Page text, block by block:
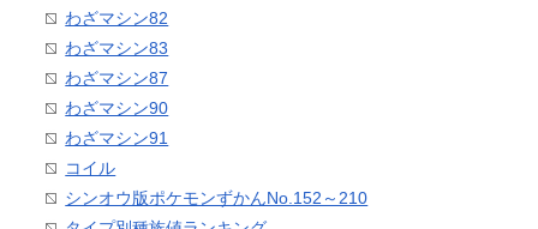
わざマシン82
わざマシン83
わざマシン87
わざマシン90
わざマシン91
コイル
シンオウ版ポケモンずかんNo.152～210